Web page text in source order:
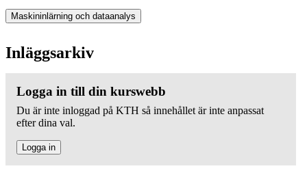
Maskininlärning och dataanalys
Inläggsarkiv
Logga in till din kurswebb
Du är inte inloggad på KTH så innehållet är inte anpassat
efter dina val.
Logga in